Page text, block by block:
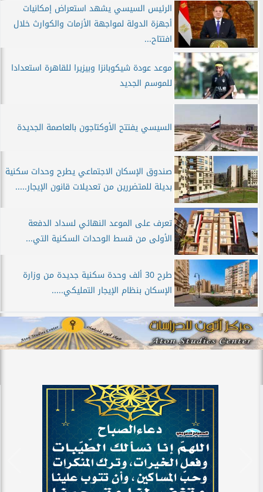
الرئيس السيسي يشهد استعراض إمكانيات
أجهزة الدولة لمواجهة الأزمات والكوارث خلال
افتتاح...
موعد عودة شيكوبانزا وبيزيرا للقاهرة استعدادا
للموسم الجديد
السيسي يفتتح الأوكتاجون بالعاصمة الجديدة
صندوق الإسكان الاجتماعي يطرح وحدات سكنية
بديلة للمتضررين من تعديلات قانون الإيجار.....
تعرف على الموعد النهائي لسداد الدفعة
الأولى من قسط الوحدات السكنية التي...
طرح 30 ألف وحدة سكنية جديدة من وزارة
الإسكان بنظام الإيجار التمليكي.....